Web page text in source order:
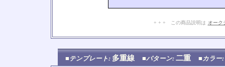
+ + + この商品説明は オーク
■テンプレート: 多重線 ■パターン: 二重 ■カラー: